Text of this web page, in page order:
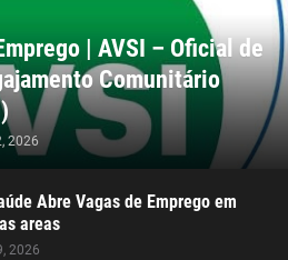
| AVSI – Oficial de
Comunitário
2026
Abre Vagas de Emprego em
areas
2026